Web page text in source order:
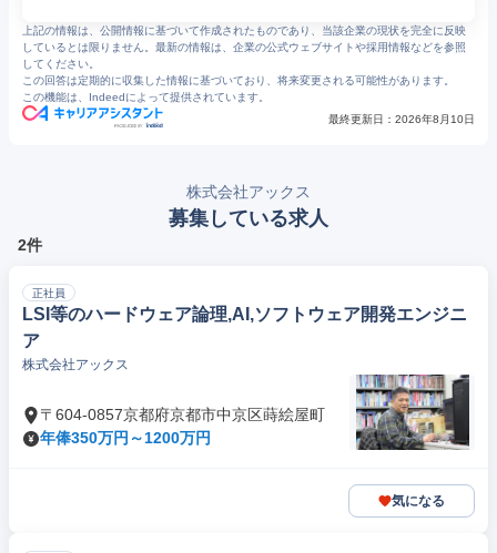
10https://www.axe.bz/
上記の情報は、公開情報に基づいて作成されたものであり、当該企業の現状を完全に反映
しているとは限りません。最新の情報は、企業の公式ウェブサイトや採用情報などを参照
してください。
この回答は定期的に収集した情報に基づいており、将来変更される可能性があります。
この機能は、Indeedによって提供されています。
最終更新日： 2026年8月10日
株式会社アックス
募集している求人
2件
正社員
LSI等のハードウェア論理,AI,ソフトウェア開発エンジニ
ア
株式会社アックス
〒604-0857京都府京都市中京区蒔絵屋町
年俸350万円～1200万円
気になる